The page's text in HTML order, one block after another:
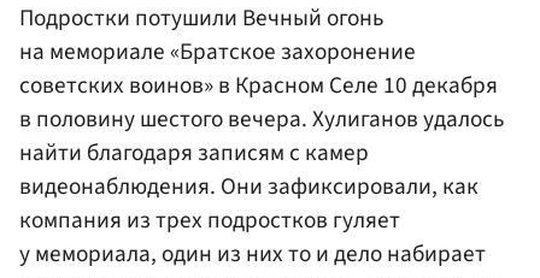
Подростки потушили Вечный огонь
на мемориале «Братское захоронение
советских воинов» в Красном Селе 10 декабря
в половину шестого вечера. Хулиганов удалось
найти благодаря записям с камер
видеонаблюдения. Они зафиксировали, как
компания из трех подростков гуляет
у мемориала, один из них то и дело набирает